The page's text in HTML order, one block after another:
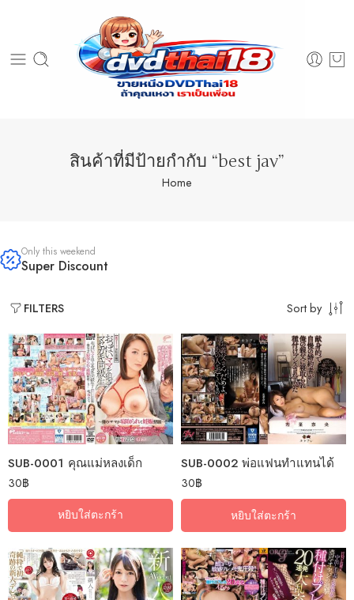
สินค้าที่มีป้ายกำกับ “best jav”
Home
Only this weekend
Super Discount
FILTERS Sort by
SUB-0001 คุณแม่หลงเด็ก
30฿
หยิบใส่ตะกร้า
SUB-0002 พ่อแฟนทำแทนได้
30฿
หยิบใส่ตะกร้า